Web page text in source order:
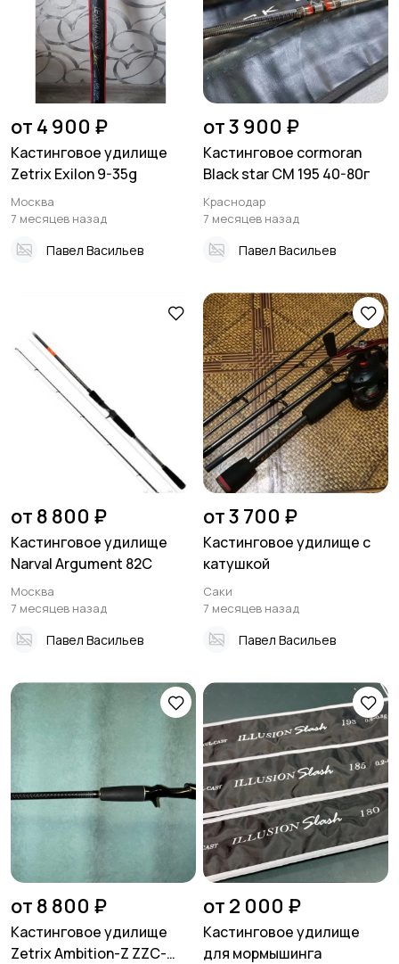
от 4 900 ₽
Кастинговое удилище
Zetrix Exilon 9-35g
Москва
7 месяцев назад
Павел Васильев
от 3 900 ₽
Кастинговое cormoran
Black star CM 195 40-80г
Краснодар
7 месяцев назад
Павел Васильев
от 8 800 ₽
Кастинговое удилище
Narval Argument 82C
Москва
7 месяцев назад
Павел Васильев
от 3 700 ₽
Кастинговое удилище с
катушкой
Саки
7 месяцев назад
Павел Васильев
от 8 800 ₽
Кастинговое удилище
Zetrix Ambition-Z ZZC-
от 2 000 ₽
Кастинговое удилище
для мормышинга